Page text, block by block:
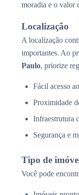
moradia e o valor
Localização
A localização
importantes. Ao
Paulo, priorize
Fácil acesso
Proximidade
Infraestrutura
Segurança e
Tipo de
Você pode